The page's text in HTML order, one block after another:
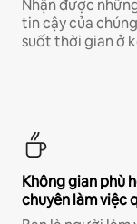
Nhận được
tin cậy của
suốt thời gian ở
Không gian phù
chuyên làm việc